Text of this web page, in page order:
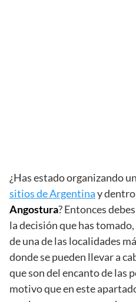
¿Has estado organizando
sitios de Argentinay dentro
Angostura? Entonces
la decisión que has
de una de las localidades
donde se pueden llevar a
que son del encanto de las
motivo que en este